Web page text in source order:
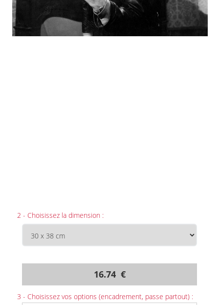
2 - Choisissez la dimension :
16.74 €
3 - Choisissez vos options (encadrement, passe partout) :